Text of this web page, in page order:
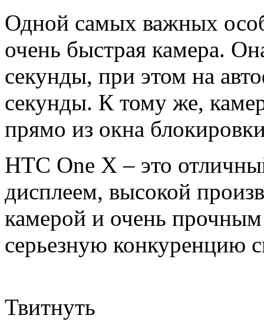
Одной самых важных
очень быстрая камера.
секунды, при этом на
секунды. К тому же,
прямо из окна
HTC One X – это
дисплеем, высокой
камерой и очень
серьезную конкуренцию
Твитнуть